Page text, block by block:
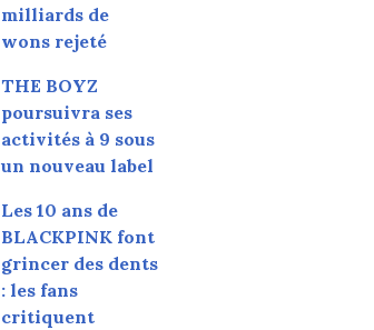
milliards de
wons rejeté
THE BOYZ
poursuivra ses
activités à 9 sous
un nouveau label
Les 10 ans de
BLACKPINK font
grincer des dents
: les fans
critiquent